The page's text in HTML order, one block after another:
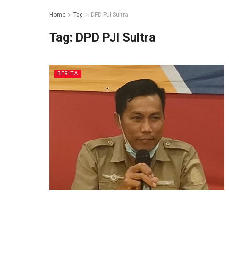
Home Tag DPD PJI Sultra
Tag: DPD PJI Sultra
BERITA